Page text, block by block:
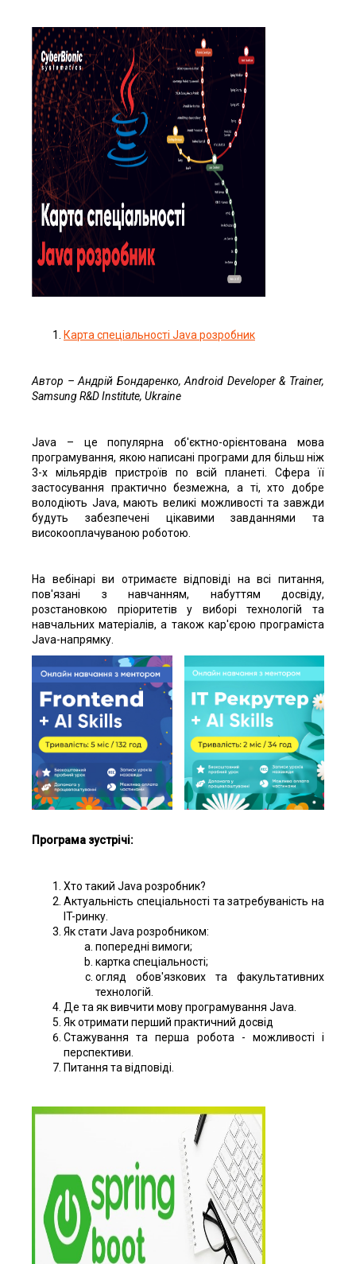
Карта спеціальності Java розробник
Автор – Андрій Бондаренко, Android Developer & Trainer,
Samsung R&D Institute, Ukraine
Java – це популярна об'єктно-орієнтована мова
програмування, якою написані програми для більш ніж
3-х мільярдів пристроїв по всій планеті. Сфера її
застосування практично безмежна, а ті, хто добре
володіють Java, мають великі можливості та завжди
будуть забезпечені цікавими завданнями та
високооплачуваною роботою.
На вебінарі ви отримаєте відповіді на всі питання,
пов'язані з навчанням, набуттям досвіду,
розстановкою пріоритетів у виборі технологій та
навчальних матеріалів, а також кар'єрою програміста
Java-напрямку.
Програма зустрічі:
Хто такий Java розробник?
Актуальність спеціальності та затребуваність на
IT-ринку.
Як стати Java розробником:
попередні вимоги;
картка спеціальності;
огляд обов'язкових та факультативних
технологій.
Де та як вивчити мову програмування Java.
Як отримати перший практичний досвід
Стажування та перша робота - можливості і
перспективи.
Питання та відповіді.